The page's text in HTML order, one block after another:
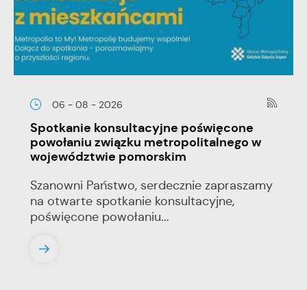
06 - 08 - 2026
Spotkanie konsultacyjne poświęcone
powołaniu związku metropolitalnego w
województwie pomorskim
Szanowni Państwo, serdecznie zapraszamy
na otwarte spotkanie konsultacyjne,
poświęcone powołaniu...